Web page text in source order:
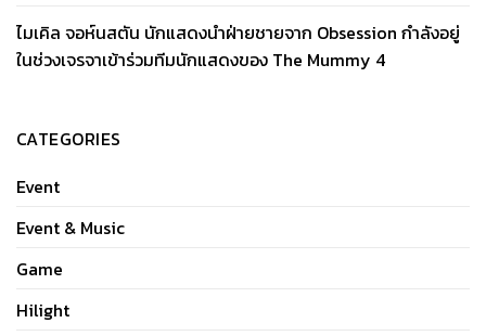
ไมเคิล จอห์นสตัน นักแสดงนำฝ่ายชายจาก Obsession กำลังอยู่
ในช่วงเจรจาเข้าร่วมทีมนักแสดงของ The Mummy 4
CATEGORIES
Event
Event & Music
Game
Hilight